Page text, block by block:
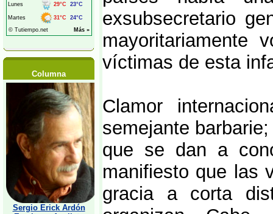
Columna
Sergio Erick Ardón
exsubsecretario
mayoritariamente
víctimas de esta
Clamor
semejante
que se dan a
manifiesto que las
gracia a corta